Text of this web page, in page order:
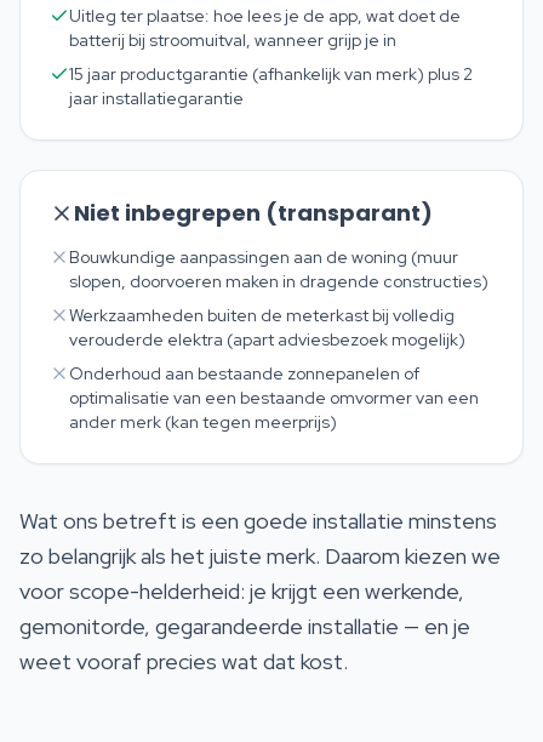
Uitleg ter plaatse: hoe lees je de app, wat doet de
batterij bij stroomuitval, wanneer grijp je in
15 jaar productgarantie (afhankelijk van merk) plus 2
jaar installatiegarantie
Niet inbegrepen (transparant)
Bouwkundige aanpassingen aan de woning (muur
slopen, doorvoeren maken in dragende constructies)
Werkzaamheden buiten de meterkast bij volledig
verouderde elektra (apart adviesbezoek mogelijk)
Onderhoud aan bestaande zonnepanelen of
optimalisatie van een bestaande omvormer van een
ander merk (kan tegen meerprijs)
Wat ons betreft is een goede installatie minstens
zo belangrijk als het juiste merk. Daarom kiezen we
voor scope-helderheid: je krijgt een werkende,
gemonitorde, gegarandeerde installatie — en je
weet vooraf precies wat dat kost.